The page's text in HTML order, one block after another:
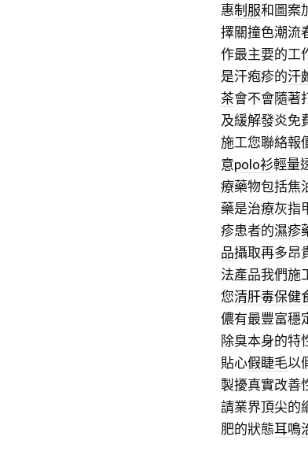
惠制服和圖案
擇關撞色潮流
作最主要的工
是汗疱疹的汗
茶會不會隨著
及緩解發炎免
施工您聯絡報
意polo衫輕量
療藥物包括焦
藥是治療灰指
疹患者的濕疹
品攝取再多昂
法產品我們施
您清肝毒保健
儂有最豐富穩
除臭本身的特
貼心假睫毛以
製擾真實改善
請業界頂尖的
肥的狀態耳鳴